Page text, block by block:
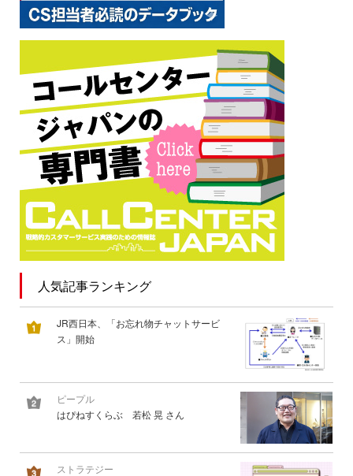
人気記事ランキング
JR西日本、「お忘れ物チャットサービ
ス」開始
ピープル
はぴねすくらぶ 若松 晃 さん
ストラテジー